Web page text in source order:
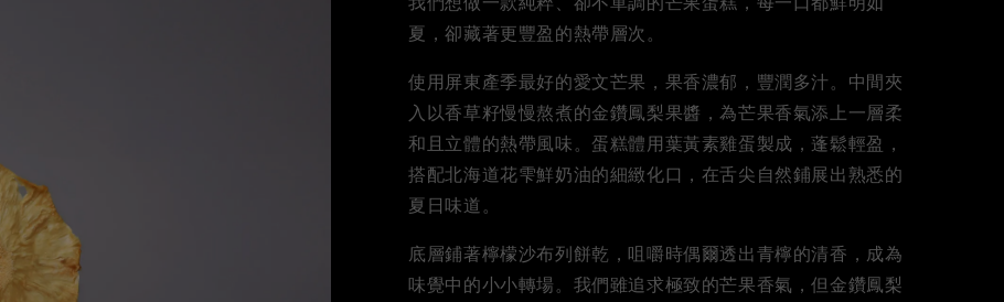
夏，卻藏著更豐盈的熱帶層次。
使用屏東產季最好的愛文芒果，果香濃郁，豐潤多汁。中間夾
入以香草籽慢慢熬煮的金鑽鳳梨果醬，為芒果香氣添上一層柔
和且立體的熱帶風味。蛋糕體用葉黃素雞蛋製成，蓬鬆輕盈，
搭配北海道花雫鮮奶油的細緻化口，在舌尖自然鋪展出熟悉的
夏日味道。
底層鋪著檸檬沙布列餅乾，咀嚼時偶爾透出青檸的清香，成為
味覺中的小小轉場。我們雖追求極致的芒果香氣，但金鑽鳳梨